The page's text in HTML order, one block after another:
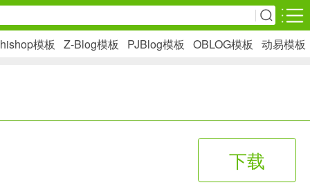
安卓游戏
1万+款应用
hishop模板 Z-Blog模板 PJBlog模板 OBLOG模板 动易模板
下载